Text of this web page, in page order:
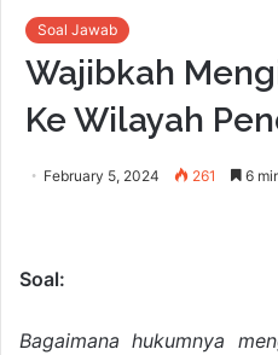
Soal Jawab
Wajibkah
Ke Wilayah
February 5, 2024 261 6
Soal:
Bagaimana hukumnya